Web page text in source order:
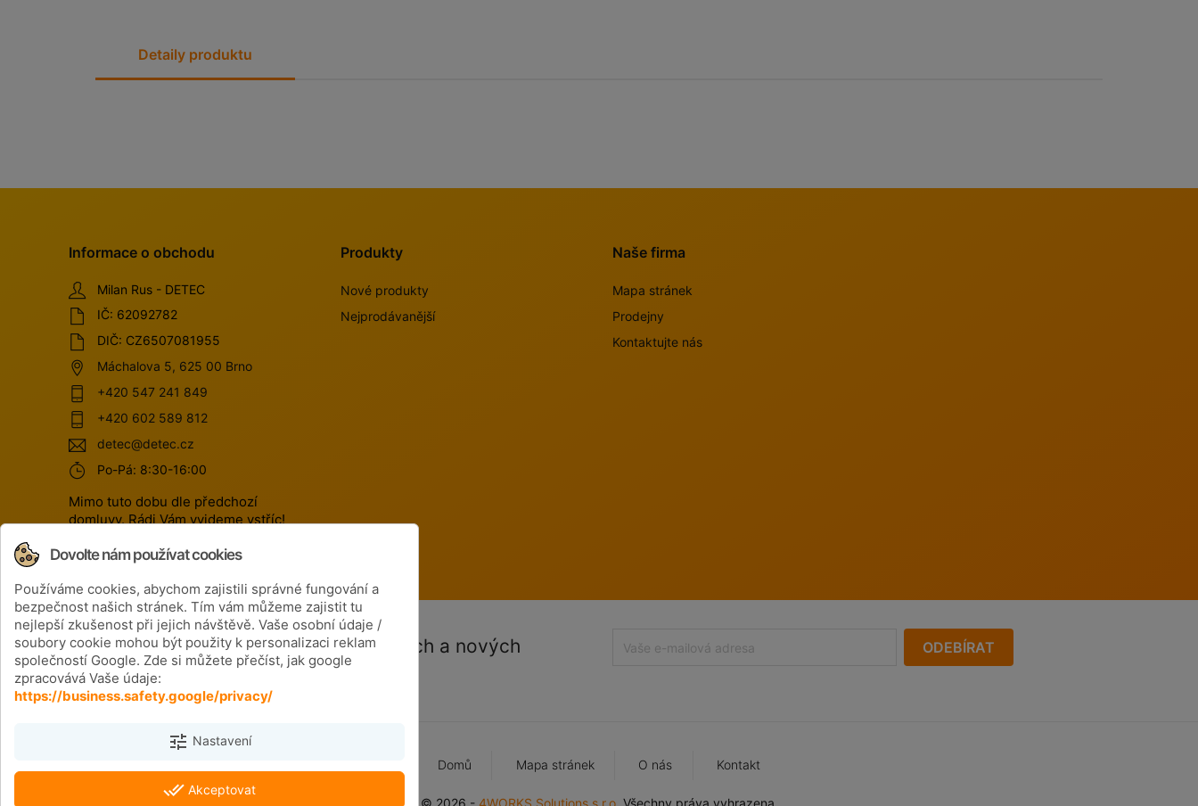
Detaily produktu
Informace o obchodu
Milan Rus - DETEC
IČ: 62092782
DIČ: CZ6507081955
Máchalova 5, 625 00 Brno
+420 547 241 849
+420 602 589 812
detec@detec.cz
Po-Pá: 8:30-16:00
Mimo tuto dobu dle předchozí
domluvy. Rádi Vám vyjdeme vstříc!
Produkty
Nové produkty
Nejprodávanější
Naše firma
Mapa stránek
Prodejny
Kontaktujte nás
Získejte informace o cenách a nových
produktech
Domů Mapa stránek O nás Kontakt
© 2026 - 4WORKS Solutions s.r.o. Všechny práva vyhrazena.
Dovolte nám používat cookies
Používáme cookies, abychom zajistili správné fungování a
bezpečnost našich stránek. Tím vám můžeme zajistit tu
nejlepší zkušenost při jejich návštěvě. Vaše osobní údaje /
soubory cookie mohou být použity k personalizaci reklam
společností Google. Zde si můžete přečíst, jak google
zpracovává Vaše údaje:
https://business.safety.google/privacy/
tune Nastavení
done_all Akceptovat